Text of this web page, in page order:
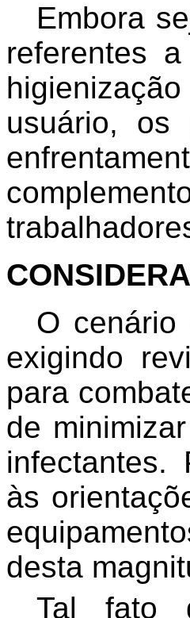
Embora
referentes
usuário, os
O cenário
exigindo
para
de
infectantes.
às
desta
Tal fato